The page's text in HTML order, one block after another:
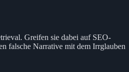
Greifen sie dabei auf SEO-
falsche Narrative mit dem Irrglauben